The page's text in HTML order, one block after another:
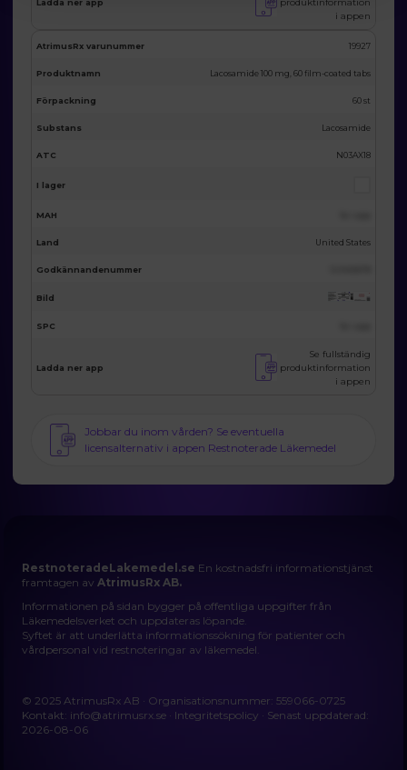
Ladda ner app
produktinformation
i appen
AtrimusRx varunummer 19927
Produktnamn Lacosamide 100 mg, 60 film-coated tabs
Förpackning 60 st
Substans Lacosamide
ATC N03AX18
I lager
MAH
Land United States
Godkännandenummer
Bild
SPC
Ladda ner app
Se fullständig
produktinformation
i appen
Jobbar du inom vården? Se eventuella
licensalternativ i appen Restnoterade Läkemedel
RestnoteradeLakemedel.se En kostnadsfri informationstjänst
framtagen avAtrimusRx AB.
Informationen på sidan bygger på offentliga uppgifter från
Läkemedelsverket och uppdateras löpande.
Syftet är att underlätta informationssökning för patienter och
vårdpersonal vid restnoteringar av läkemedel.
© 2025 AtrimusRx AB · Organisationsnummer: 559066-0725
Kontakt: info@atrimusrx.se · Integritetspolicy · Senast uppdaterad:
2026-08-06